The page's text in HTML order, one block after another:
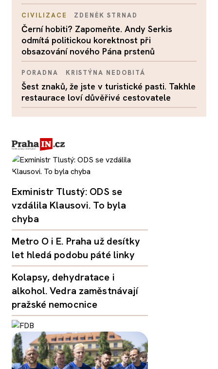
CIVILIZACE ZDENĚK STRNAD
Černí hobiti? Zapomeňte. Andy Serkis
odmítá politickou korektnost při
obsazování nového Pána prstenů
PORADNA KRISTÝNA NEDOBITÁ
Šest znaků, že jste v turistické pasti. Takhle
restaurace loví důvěřivé cestovatele
Exministr Tlustý: ODS se
vzdálila Klausovi. To byla
chyba
Metro O i E. Praha už desítky
let hledá podobu páté linky
Kolapsy, dehydratace i
alkohol. Vedra zaměstnávají
pražské nemocnice